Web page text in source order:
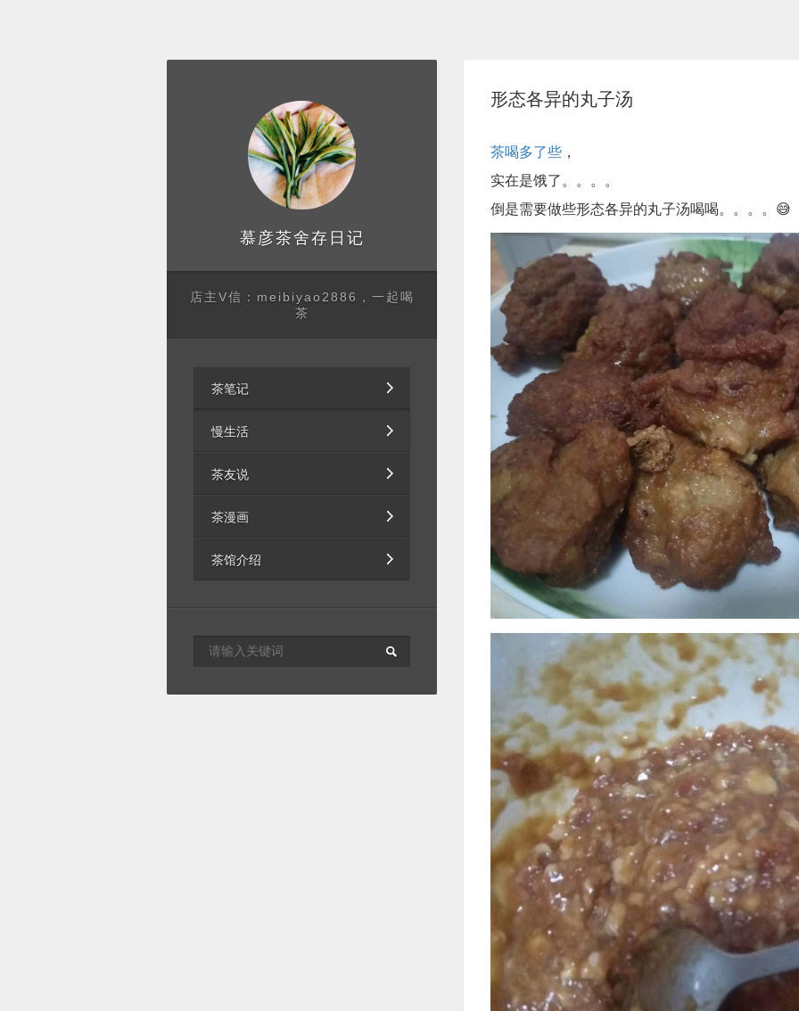
慕彦茶舍存日记
店主V信：meibiyao2886，一起喝
茶
茶笔记
慢生活
茶友说
茶漫画
茶馆介绍
形态各异的丸子汤
茶喝多了些 ，
实在是饿了。。。。
倒是需要做些形态各异的丸子汤喝喝。。。。😅